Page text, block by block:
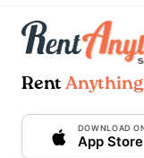
Rent Anything
DOWNLOAD
App Store